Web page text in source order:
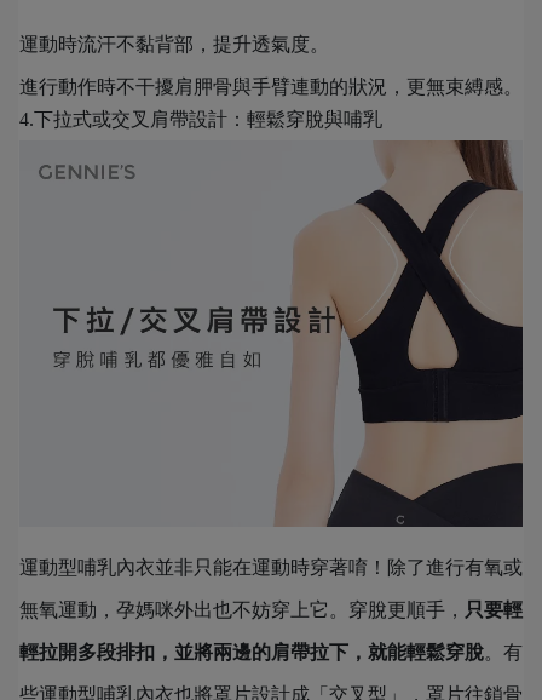
運動時流汗不黏背部，提升透氣度。
進行動作時不干擾肩胛骨與手臂連動的狀況，更無束縛感。
4.下拉式或交叉肩帶設計：輕鬆穿脫與哺乳
運動型哺乳內衣並非只能在運動時穿著唷！除了進行有氧或
無氧運動，孕媽咪外出也不妨穿上它。穿脫更順手， 只要輕
輕拉開多段排扣，並將兩邊的肩帶拉下，就能輕鬆穿脫。有
些運動型哺乳內衣也將罩片設計成「交叉型」，罩片往鎖骨